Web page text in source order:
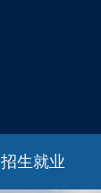
招生就业